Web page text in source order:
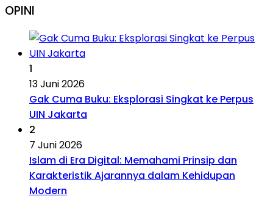
OPINI
1
13 Juni 2026
Gak Cuma Buku: Eksplorasi Singkat ke Perpus
UIN Jakarta
2
7 Juni 2026
Islam di Era Digital: Memahami Prinsip dan
Karakteristik Ajarannya dalam Kehidupan
Modern